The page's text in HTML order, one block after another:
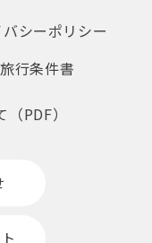
シーポリシー
旅行条件書
PDF）